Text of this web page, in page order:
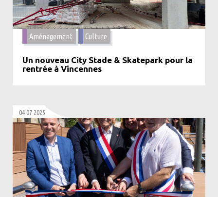
Aménagement Culture
Un nouveau City Stade & Skatepark pour la
rentrée à Vincennes
04 07 2025